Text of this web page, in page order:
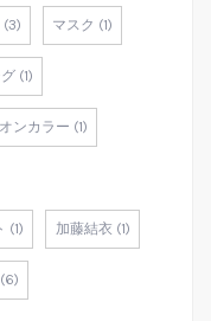
(3) マスク (1)
(1)
ンカラー (1)
(1) 加藤結衣 (1)